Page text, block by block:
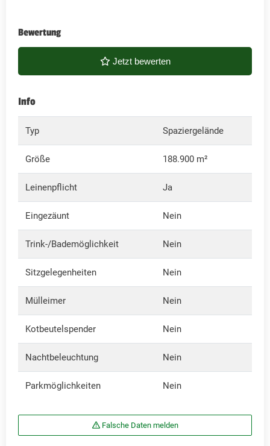
Bewertung
Jetzt bewerten
Info
Typ Spaziergelände
Größe 188.900 m²
Leinenpflicht Ja
Eingezäunt Nein
Trink-/Bademöglichkeit Nein
Sitzgelegenheiten Nein
Mülleimer Nein
Kotbeutelspender Nein
Nachtbeleuchtung Nein
Parkmöglichkeiten Nein
Falsche Daten melden